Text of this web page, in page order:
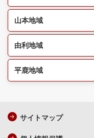
山本地域
由利地域
平鹿地域
サイトマップ